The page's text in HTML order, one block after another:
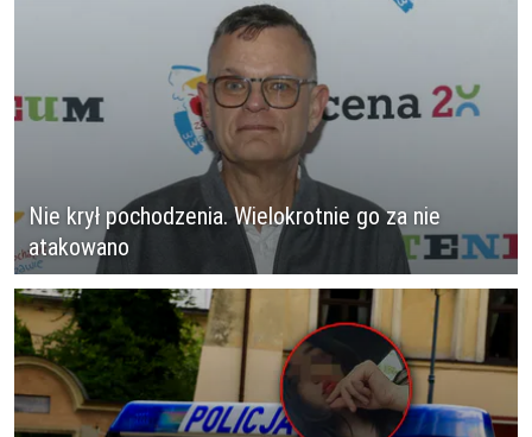
Nie krył pochodzenia. Wielokrotnie go za nie
atakowano